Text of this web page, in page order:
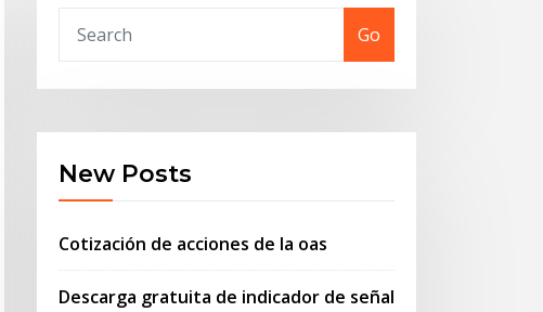
Go
New Posts
Cotización de acciones de la oas
Descarga gratuita de indicador de señal